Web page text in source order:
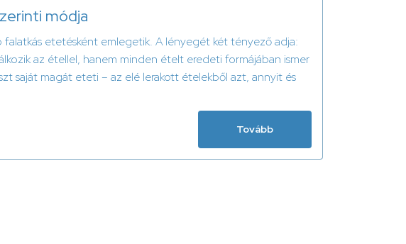
módja
etetésként emlegetik. A lényegét két tényező adja:
az étellel, hanem minden ételt eredeti formájában ismer
saját magát eteti – az elé lerakott ételekből azt, annyit és
Tovább